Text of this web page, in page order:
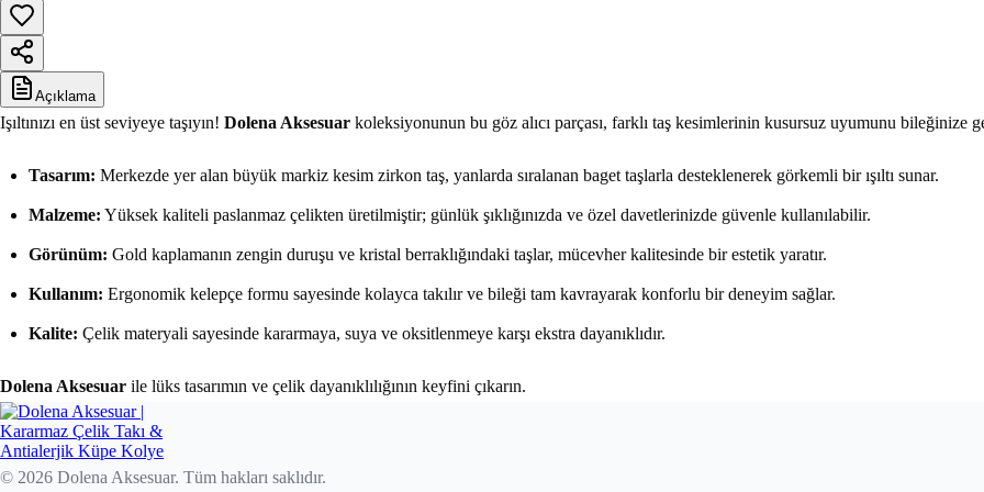
Açıklama
Işıltınızı en üst seviyeye taşıyın! Dolena Aksesuar koleksiyonunun bu göz alıcı parçası, farklı taş kesimlerinin kusursuz uyumunu bileğinize
Tasarım: Merkezde yer alan büyük markiz kesim zirkon taş, yanlarda sıralanan baget taşlarla desteklenerek görkemli bir ışıltı sunar.
Malzeme: Yüksek kaliteli paslanmaz çelikten üretilmiştir; günlük şıklığınızda ve özel davetlerinizde güvenle kullanılabilir.
Görünüm: Gold kaplamanın zengin duruşu ve kristal berraklığındaki taşlar, mücevher kalitesinde bir estetik yaratır.
Kullanım: Ergonomik kelepçe formu sayesinde kolayca takılır ve bileği tam kavrayarak konforlu bir deneyim sağlar.
Kalite: Çelik materyali sayesinde kararmaya, suya ve oksitlenmeye karşı ekstra dayanıklıdır.
Dolena Aksesuar ile lüks tasarımın ve çelik dayanıklılığının keyfini çıkarın.
© 2026 Dolena Aksesuar. Tüm hakları saklıdır.